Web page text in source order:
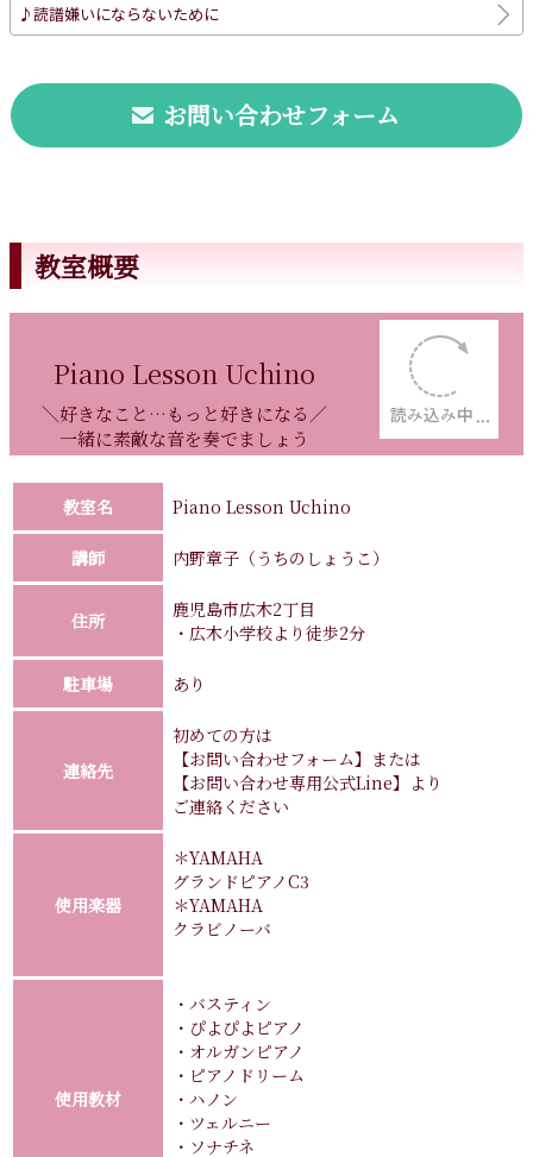
♪読譜嫌いにならないために
お問い合わせフォーム
教室概要
Piano Lesson Uchino
＼好きなこと…もっと好きになる／
一緒に素敵な音を奏でましょう
教室名 Piano Lesson Uchino
講師 内野章子（うちのしょうこ）
住所
鹿児島市広木2丁目
・広木小学校より徒歩2分
駐車場 あり
連絡先
初めての方は
【お問い合わせフォーム】または
【お問い合わせ専用公式Line】より
ご連絡ください
使用楽器
＊YAMAHA
グランドピアノC3
＊YAMAHA
クラビノーバ
使用教材
・バスティン
・ぴよぴよピアノ
・オルガンピアノ
・ピアノドリーム
・ハノン
・ツェルニー
・ソナチネ